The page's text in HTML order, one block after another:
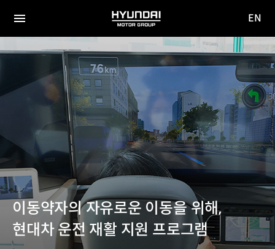
전체
메뉴
HYUNDAI
MOTOR
GROUP
사이
이동
EN
이동약자의 자유로운 이동을 위해,
현대차 운전 재활 지원 프로그램